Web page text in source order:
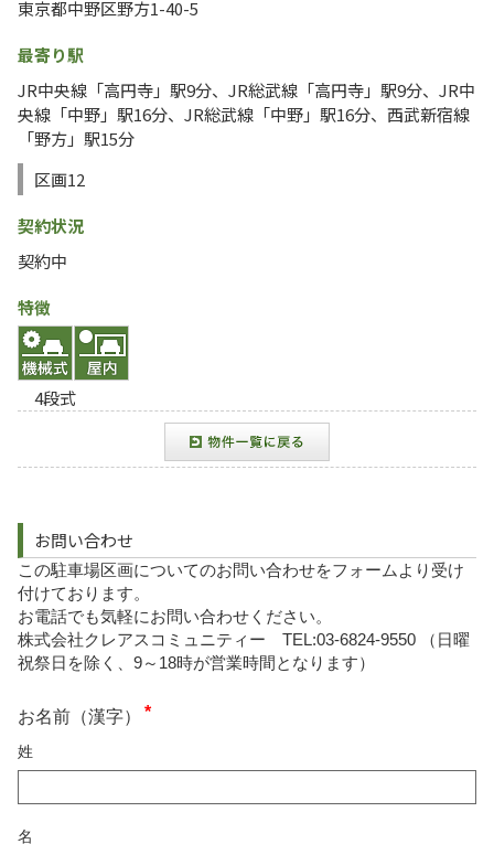
東京都中野区野方1-40-5
最寄り駅
JR中央線「高円寺」駅9分、JR総武線「高円寺」駅9分、JR中
央線「中野」駅16分、JR総武線「中野」駅16分、西武新宿線
「野方」駅15分
区画12
契約状況
契約中
特徴
4段式
お問い合わせ